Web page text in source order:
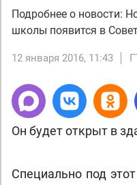
Подробнее о новости:
школы появится в
12 января 2016, 11:43
Он будет открыт в
Специально под